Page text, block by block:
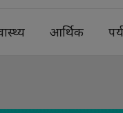
आर्थिक